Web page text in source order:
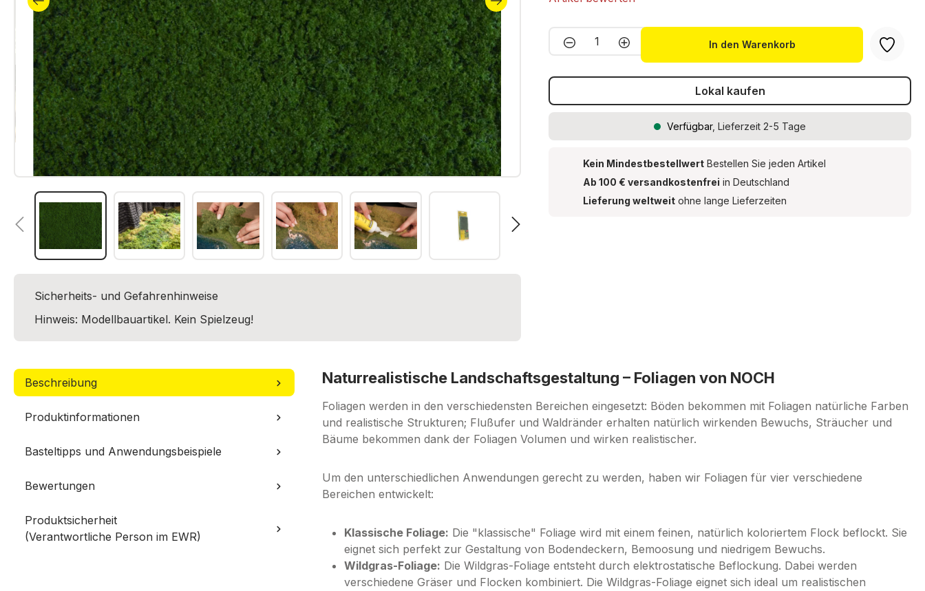
Produkt Anzahl: Gib den gewünschten Wert
In den Warenkorb
Lokal kaufen
Verfügbar, Lieferzeit 2-5 Tage
Kein Mindestbestellwert Bestellen Sie jeden Artikel
Ab 100 € versandkostenfrei in Deutschland
Lieferung weltweit ohne lange Lieferzeiten
Sicherheits- und Gefahrenhinweise
Hinweis: Modellbauartikel. Kein Spielzeug!
Beschreibung
Produktinformationen
Basteltipps und Anwendungsbeispiele
Bewertungen
Produktsicherheit
(Verantwortliche Person im EWR)
Naturrealistische Landschaftsgestaltung – Foliagen von NOCH
Foliagen werden in den verschiedensten Bereichen eingesetzt: Böden bekommen mit Foliagen natürliche Farben
und realistische Strukturen; Flußufer und Waldränder erhalten natürlich wirkenden Bewuchs, Sträucher und
Bäume bekommen dank der Foliagen Volumen und wirken realistischer.
Um den unterschiedlichen Anwendungen gerecht zu werden, haben wir Foliagen für vier verschiedene
Bereichen entwickelt:
Klassische Foliage: Die "klassische" Foliage wird mit einem feinen, natürlich koloriertem Flock beflockt. Sie
eignet sich perfekt zur Gestaltung von Bodendeckern, Bemoosung und niedrigem Bewuchs.
Wildgras-Foliage: Die Wildgras-Foliage entsteht durch elektrostatische Beflockung. Dabei werden
verschiedene Gräser und Flocken kombiniert. Die Wildgras-Foliage eignet sich ideal um realistischen